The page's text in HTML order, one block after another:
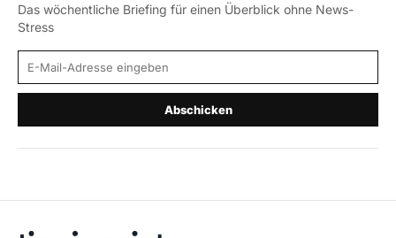
Das wöchentliche Briefing für einen Überblick ohne News-
Stress
E-Mail-Adresse
Abschicken